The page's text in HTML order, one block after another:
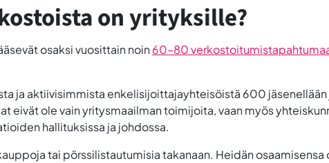
on yrityksille?
osaksi vuosittain noin60–80
ja aktiivisimmista enkelisijoittajayhteisöistä 600 jäsenellään
eivät ole vain yritysmaailman toimijoita, vaan myös
hallituksissa ja johdossa.
tai pörssilistautumisia takanaan. Heidän osaamisensa